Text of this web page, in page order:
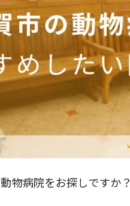
物病院をお探しですか？